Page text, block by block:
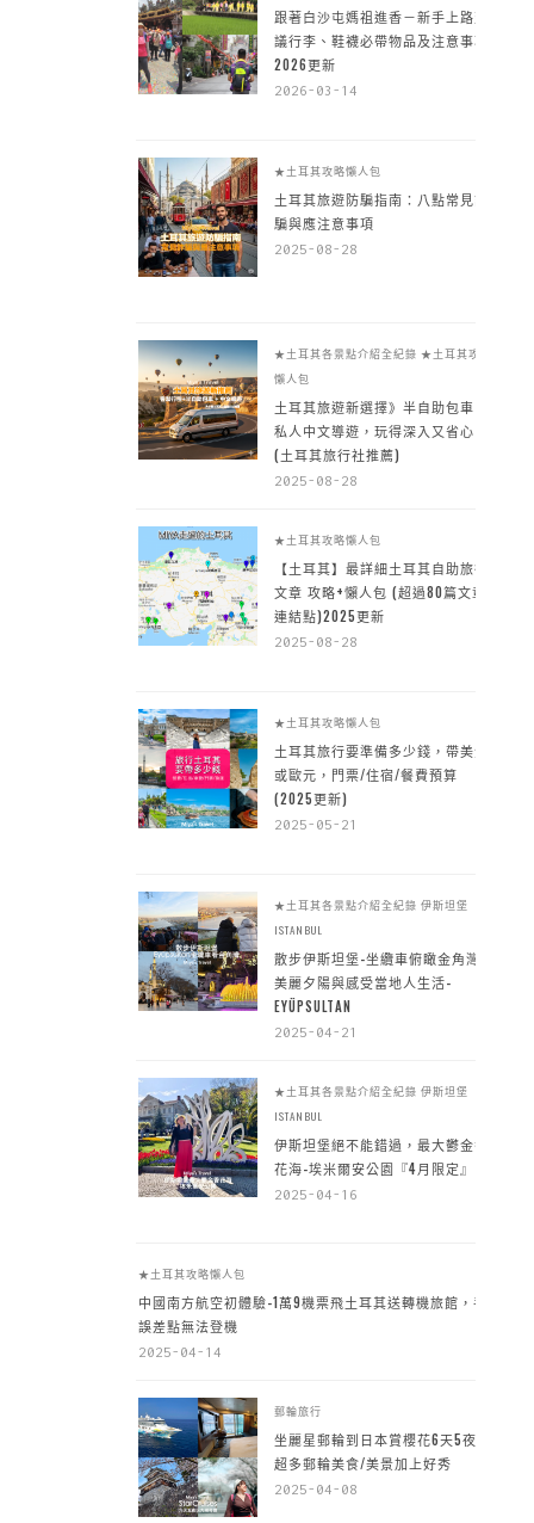
跟著白沙屯媽祖進香－新手上路建
議行李、鞋襪必帶物品及注意事項
2026更新
2026-03-14
★土耳其攻略懶人包
土耳其旅遊防騙指南：八點常見詐
騙與應注意事項
2025-08-28
★土耳其各景點介紹全紀錄 ★土耳其攻略
懶人包
土耳其旅遊新選擇》半自助包車 +
私人中文導遊，玩得深入又省心
(土耳其旅行社推薦)
2025-08-28
★土耳其攻略懶人包
【土耳其】最詳細土耳其自助旅行
文章 攻略+懶人包 (超過80篇文章~
連結點)2025更新
2025-08-28
★土耳其攻略懶人包
土耳其旅行要準備多少錢，帶美金
或歐元，門票/住宿/餐費預算
(2025更新)
2025-05-21
★土耳其各景點介紹全紀錄 伊斯坦堡
ISTANBUL
散步伊斯坦堡-坐纜車俯瞰金角灣
美麗夕陽與感受當地人生活-
EYÜPSULTAN
2025-04-21
★土耳其各景點介紹全紀錄 伊斯坦堡
ISTANBUL
伊斯坦堡絕不能錯過，最大鬱金香
花海-埃米爾安公園『4月限定』
2025-04-16
★土耳其攻略懶人包
中國南方航空初體驗-1萬9機票飛土耳其送轉機旅館，手
誤差點無法登機
2025-04-14
郵輪旅行
坐麗星郵輪到日本賞櫻花6天5夜，
超多郵輪美食/美景加上好秀
2025-04-08